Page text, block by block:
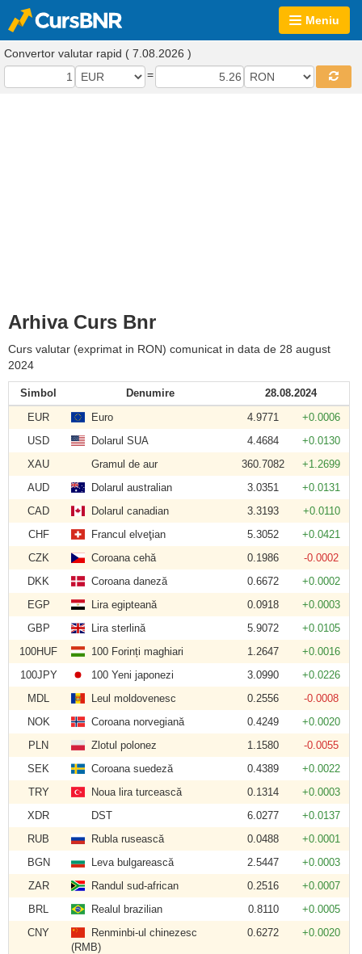
Meniu
Convertor valutar rapid ( 7.08.2026 )
=
Arhiva Curs Bnr
Curs valutar (exprimat in RON) comunicat in data de 28 august
2024
Simbol Denumire
28.08.2024
EUR
Euro 4.9771
+0.0006
USD
Dolarul SUA 4.4684
+0.0130
XAU
Gramul de aur 360.7082
+1.2699
AUD
Dolarul australian 3.0351
+0.0131
CAD
Dolarul canadian 3.3193
+0.0110
CHF
Francul elveţian 5.3052
+0.0421
CZK
Coroana cehă 0.1986
-0.0002
DKK
Coroana daneză 0.6672
+0.0002
EGP
Lira egipteană 0.0918
+0.0003
GBP
Lira sterlină 5.9072
+0.0105
100HUF
100 Forinți maghiari 1.2647
+0.0016
100JPY
100 Yeni japonezi 3.0990
+0.0226
MDL
Leul moldovenesc 0.2556
-0.0008
NOK
Coroana norvegiană 0.4249
+0.0020
PLN
Zlotul polonez 1.1580
-0.0055
SEK
Coroana suedeză 0.4389
+0.0022
TRY
Noua lira turcească 0.1314
+0.0003
XDR
DST 6.0277
+0.0137
RUB
Rubla rusească 0.0488
+0.0001
BGN
Leva bulgarească 2.5447
+0.0003
ZAR
Randul sud-african 0.2516
+0.0007
BRL
Realul brazilian 0.8110
+0.0005
CNY
Renminbi-ul chinezesc
(RMB)
0.6272 +0.0020